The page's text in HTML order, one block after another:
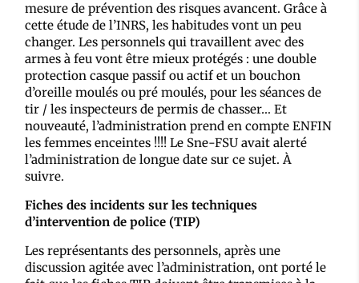
mesure de prévention des risques avancent. Grâce à
cette étude de l’INRS, les habitudes vont un peu
changer. Les personnels qui travaillent avec des
armes à feu vont être mieux protégés : une double
protection casque passif ou actif et un bouchon
d’oreille moulés ou pré moulés, pour les séances de
tir / les inspecteurs de permis de chasser… Et
nouveauté, l’administration prend en compte ENFIN
les femmes enceintes !!!! Le Sne-FSU avait alerté
l’administration de longue date sur ce sujet. À
suivre.
Fiches des incidents sur les techniques
d’intervention de police (TIP)
Les représentants des personnels, après une
discussion agitée avec l’administration, ont porté le